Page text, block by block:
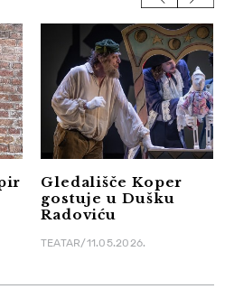
Gledališče Koper
gostuje u Dušku
Radoviću
TEATAR/11.05.2026.